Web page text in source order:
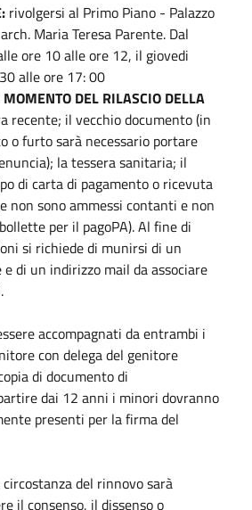
rivolgersi al Primo Piano - Palazzo
Maria Teresa Parente. Dal
ore 10 alle ore 12, il giovedi
alle ore 17: 00
MOMENTO DEL RILASCIO DELLA
recente; il vecchio documento (in
o furto sarà necessario portare
la tessera sanitaria; il
di carta di pagamento o ricevuta
non sono ammessi contanti e non
per il pagoPA). Al fine di
si richiede di munirsi di un
di un indirizzo mail da associare
accompagnati da entrambi i
con delega del genitore
di documento di
dai 12 anni i minori dovranno
presenti per la firma del
del rinnovo sarà
il consenso, il dissenso o